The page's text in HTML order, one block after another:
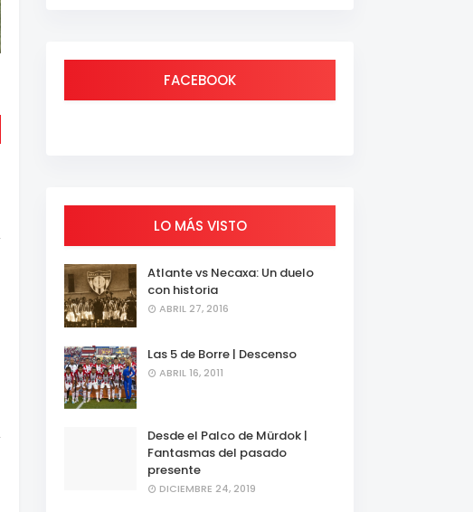
FACEBOOK
LO MÁS VISTO
Atlante vs Necaxa: Un duelo
con historia
ABRIL 27, 2016
Las 5 de Borre | Descenso
ABRIL 16, 2011
Desde el Palco de Mürdok |
Fantasmas del pasado
presente
DICIEMBRE 24, 2019